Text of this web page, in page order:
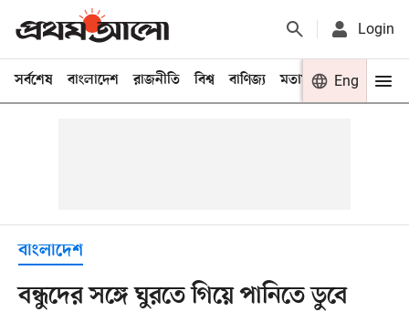
Login
সর্বশেষ বাংলাদেশ রাজনীতি বিশ্ব বাণিজ্য মতামত খেলা
Eng
বাংলাদেশ
বন্ধুদের সঙ্গে ঘুরতে গিয়ে পানিতে ডুবে